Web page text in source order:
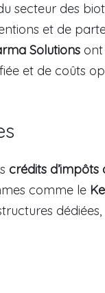
secteur des
et de
Solutions
et de coûts
crédits d’impôts
comme le